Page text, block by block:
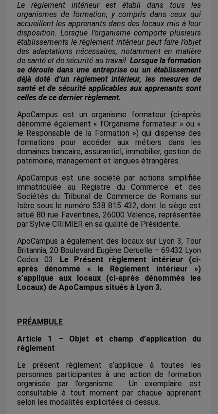
Le règlement intérieur est établi dans tous les
organismes de formation, y compris dans ceux qui
accueillent les apprenants dans des locaux mis à leur
disposition. Lorsque l’organisme comporte plusieurs
établissements le règlement intérieur peut faire l’objet
des adaptations nécessaires, notamment en matière
de santé et de sécurité au travail. Lorsque la formation
se déroule dans une entreprise ou un établissement
déjà doté d’un règlement intérieur, les mesures de
santé et de sécurité applicables aux apprenants sont
celles de ce dernier règlement.
ApoCampus est un organisme formateur (ci-après
dénommé également « l’Organisme formateur » ou «
le Responsable de la Formation ») qui dispense des
formations pour accéder aux métiers dans les
domaines bancaire, assurantiel, immobilier, gestion de
patrimoine, management et langues étrangères.
ApoCampus est une société par actions simplifiée
immatriculée au Registre du Commerce et des
Sociétés du Tribunal de Commerce de Romans sur
Isère sous le numéro 538 815 432, dont le siège est
situé 80 rue Faventines, 26000 Valence, représentée
par Sylvie CRIMIER en sa qualité de Présidente.
ApoCampus a également des locaux sur Lyon 3, Tour
Britannia, 20 Boulevard Eugène Deruelle – 69432 Lyon
Cedex 03. Le Présent règlement intérieur (ci-
après dénommé « le Règlement intérieur »)
s’applique aux locaux (ci-après dénommés les
Locaux) de ApoCampus situés à Lyon 3.
PRÉAMBULE
Article 1 – Objet et champ d’application du
règlement
Le présent règlement s’applique à toutes les
personnes participantes à une action de formation
organisée par l’organisme. Un exemplaire est
consultable à tout moment par chaque apprenant
selon les modalités explicitées ci-dessus.